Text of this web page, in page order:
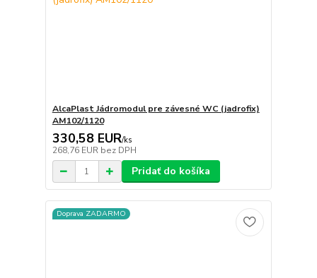
AlcaPlast Jádromodul pre závesné WC (jadrofix)
AM102/1120
330,58 EUR/ks
268,76 EUR bez DPH
Pridať do košíka
Doprava ZADARMO